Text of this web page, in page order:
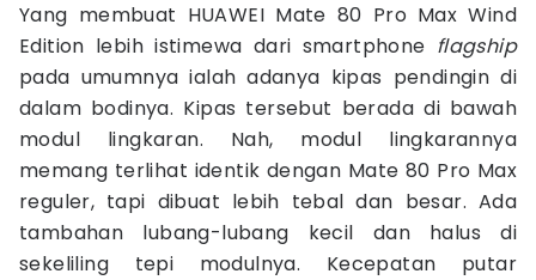
Yang membuat HUAWEI Mate 80 Pro Max Wind
Edition lebih istimewa dari smartphone flagship
pada umumnya ialah adanya kipas pendingin di
dalam bodinya. Kipas tersebut berada di bawah
modul lingkaran. Nah, modul lingkarannya
memang terlihat identik dengan Mate 80 Pro Max
reguler, tapi dibuat lebih tebal dan besar. Ada
tambahan lubang-lubang kecil dan halus di
sekeliling tepi modulnya. Kecepatan putar